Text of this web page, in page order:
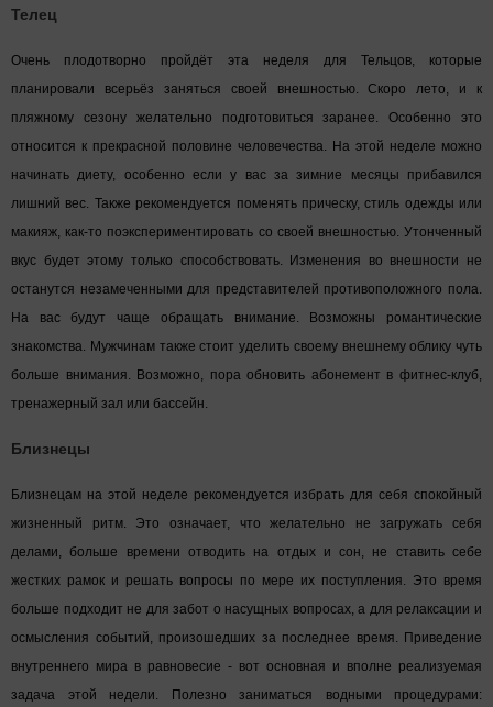
Телец
Очень плодотворно пройдёт эта неделя для Тельцов, которые
планировали всерьёз заняться своей внешностью. Скоро лето, и к
пляжному сезону желательно подготовиться заранее. Особенно это
относится к прекрасной половине человечества. На этой неделе можно
начинать диету, особенно если у вас за зимние месяцы прибавился
лишний вес. Также рекомендуется поменять прическу, стиль одежды или
макияж, как-то поэкспериментировать со своей внешностью. Утонченный
вкус будет этому только способствовать. Изменения во внешности не
останутся незамеченными для представителей противоположного пола.
На вас будут чаще обращать внимание. Возможны романтические
знакомства. Мужчинам также стоит уделить своему внешнему облику чуть
больше внимания. Возможно, пора обновить абонемент в фитнес-клуб,
тренажерный зал или бассейн.
Близнецы
Близнецам на этой неделе рекомендуется избрать для себя спокойный
жизненный ритм. Это означает, что желательно не загружать себя
делами, больше времени отводить на отдых и сон, не ставить себе
жестких рамок и решать вопросы по мере их поступления. Это время
больше подходит не для забот о насущных вопросах, а для релаксации и
осмысления событий, произошедших за последнее время. Приведение
внутреннего мира в равновесие - вот основная и вполне реализуемая
задача этой недели. Полезно заниматься водными процедурами: